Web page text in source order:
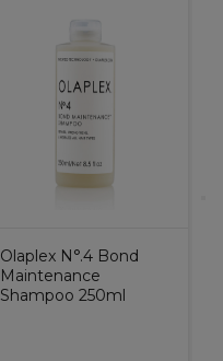
Olaplex N°.4 Bond
Maintenance
Shampoo 250ml